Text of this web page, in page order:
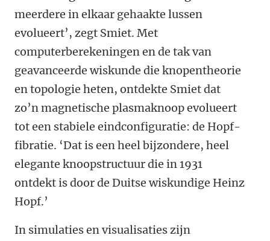
meerdere in elkaar gehaakte lussen
evolueert’, zegt Smiet. Met
computerberekeningen en de tak van
geavanceerde wiskunde die knopentheorie
en topologie heten, ontdekte Smiet dat
zo’n magnetische plasmaknoop evolueert
tot een stabiele eindconfiguratie: de Hopf-
fibratie. ‘Dat is een heel bijzondere, heel
elegante knoopstructuur die in 1931
ontdekt is door de Duitse wiskundige Heinz
Hopf.’
In simulaties en visualisaties zijn